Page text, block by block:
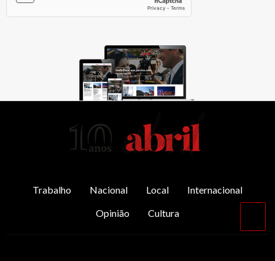
Trabalho Nacional Local
Internacional
Opinião
Cultura